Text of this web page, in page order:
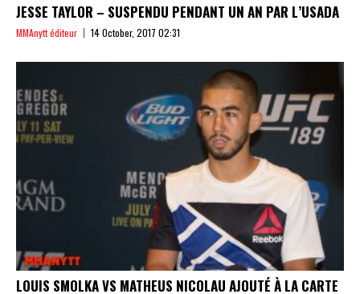
JESSE TAYLOR – SUSPENDU PENDANT UN AN PAR L’USADA
MMAnytt éditeur 14 October, 2017 02:31
LOUIS SMOLKA VS MATHEUS NICOLAU AJOUTÉ À LA CARTE